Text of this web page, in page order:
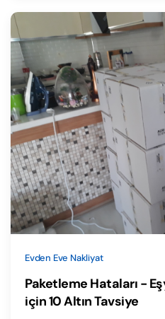
Evden Eve Nakliyat
Paketleme Hataları -
için 10 Altın Tavsiye